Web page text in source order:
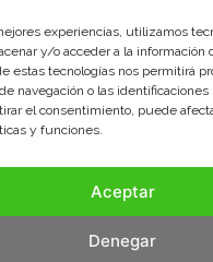
experiencias, utilizamos
y/o acceder a la información
estas tecnologías nos permitirá
navegación o las
el consentimiento, puede
y funciones.
Aceptar
Denegar